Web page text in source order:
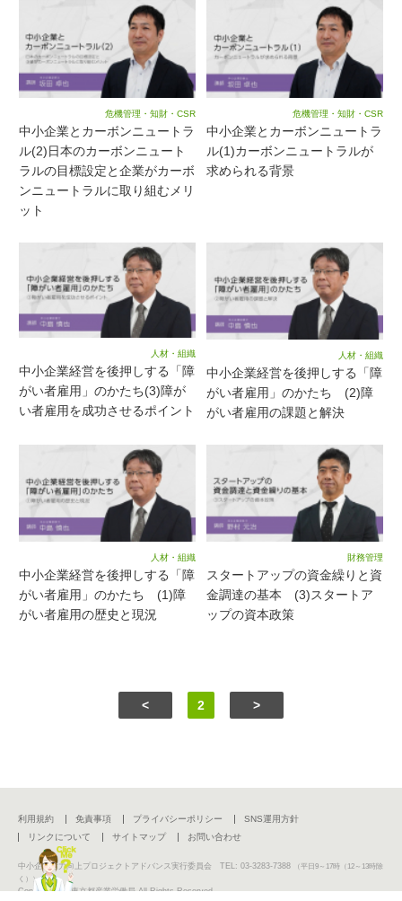
危機管理・知財・CSR
中小企業とカーボンニュートラ
ル(2)日本のカーボンニュート
ラルの目標設定と企業がカーボ
ンニュートラルに取り組むメリ
ット
危機管理・知財・CSR
中小企業とカーボンニュートラ
ル(1)カーボンニュートラルが
求められる背景
人材・組織
中小企業経営を後押しする「障
がい者雇用」のかたち(3)障が
い者雇用を成功させるポイント
人材・組織
中小企業経営を後押しする「障
がい者雇用」のかたち (2)障
がい者雇用の課題と解決
人材・組織
中小企業経営を後押しする「障
がい者雇用」のかたち (1)障
がい者雇用の歴史と現況
財務管理
スタートアップの資金繰りと資
金調達の基本 (3)スタートア
ップの資本政策
< 2 >
利用規約 免責事項 プライバシーポリシー
SNS運用方針
リンクについて
サイトマップ お問い合わせ
中小企業活力向上プロジェクトアドバンス実行委員会 TEL: 03-3283-7388
（平日9～17時（12～13時除
く））
Copyright (C) 東京都産業労働局 All Rights Reserved.